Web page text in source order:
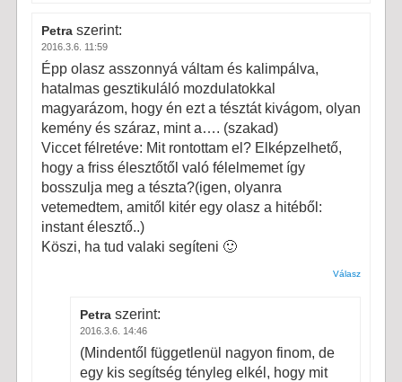
Petra szerint:
2016.3.6. 11:59
Épp olasz asszonnyá váltam és kalimpálva,
hatalmas gesztikuláló mozdulatokkal
magyarázom, hogy én ezt a tésztát kivágom, olyan
kemény és száraz, mint a…. (szakad)
Viccet félretéve: Mit rontottam el? Elképzelhető,
hogy a friss élesztőtől való félelmemet így
bosszulja meg a tészta?(igen, olyanra
vetemedtem, amitől kitér egy olasz a hitéből:
instant élesztő..)
Köszi, ha tud valaki segíteni 🙂
Válasz
Petra szerint:
2016.3.6. 14:46
(Mindentől függetlenül nagyon finom, de
egy kis segítség tényleg elkél, hogy mit